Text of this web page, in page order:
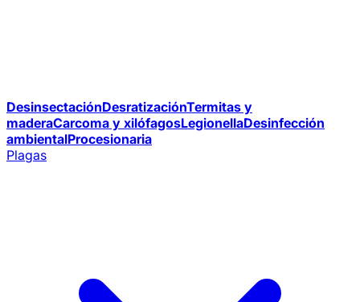
DesinsectaciónDesratizaciónTermitas y
maderaCarcoma y xilófagosLegionellaDesinfección
ambientalProcesionaria
Plagas